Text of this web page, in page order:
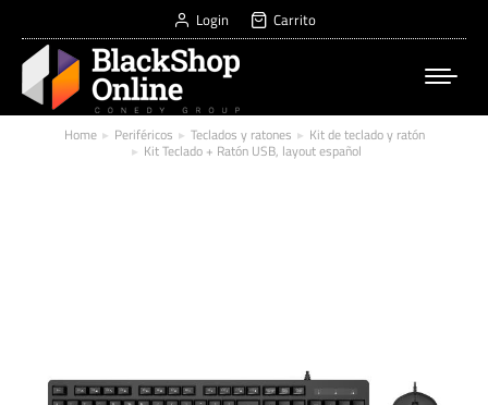
Login Carrito
You are here:
Home Periféricos Teclados y ratones Kit de teclado y ratón
Kit Teclado + Ratón USB, layout español